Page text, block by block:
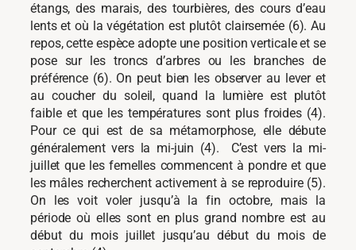
étangs, des marais, des tourbières, des cours d’eau
lents et où la végétation est plutôt clairsemée (6). Au
repos, cette espèce adopte une position verticale et se
pose sur les troncs d’arbres ou les branches de
préférence (6). On peut bien les observer au lever et
au coucher du soleil, quand la lumière est plutôt
faible et que les températures sont plus froides (4).
Pour ce qui est de sa métamorphose, elle débute
généralement vers la mi-juin (4). C’est vers la mi-
juillet que les femelles commencent à pondre et que
les mâles recherchent activement à se reproduire (5).
On les voit voler jusqu’à la fin octobre, mais la
période où elles sont en plus grand nombre est au
début du mois juillet jusqu’au début du mois de